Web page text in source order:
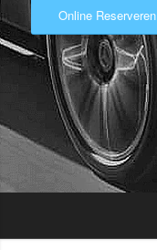
Online Reserveren